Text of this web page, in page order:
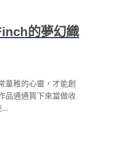
的夢幻織
童稚的心靈，才能創
品通通買下來當做收